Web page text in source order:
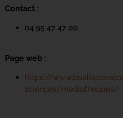
Contact :
04 95 47 47 00
Page web :
https://
sciences/mediatheques/